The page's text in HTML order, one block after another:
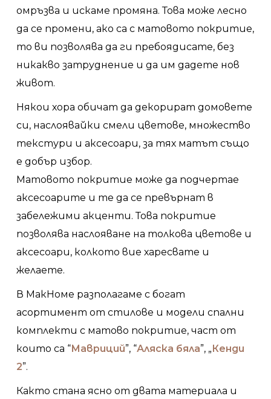
омръзва и искаме промяна. Това може лесно
да се промени, ако са с матовото покритие,
то ви позволява да ги пребоядисате, без
никакво затруднение и да им дадете нов
живот.
Някои хора обичат да декорират домовете
си, наслоявайки смели цветове, множество
текстури и аксесоари, за тях матът също
е добър избор.
Матовото покритие може да подчертае
аксесоарите и те да се превърнат в
забележими акценти. Това покритие
позволява наслояване на толкова цветове и
аксесоари, колкото вие харесвате и
желаете.
В МакHоме разполагаме с богат
асортимент от стилове и модели спални
комплекти с матово покритие, част от
които са “Мавриций”, “Аляска бяла”, „Кенди
2”.
Както стана ясно от двата материала и